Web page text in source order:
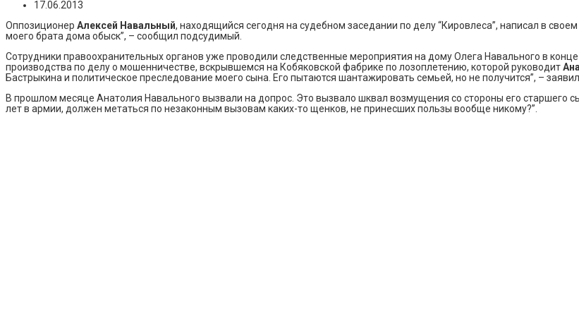
17.06.2013
Оппозиционер Алексей Навальный, находящийся сегодня на судебном заседании по делу “Кировлеса”, написал в
моего брата дома обыск”, – сообщил подсудимый.
Сотрудники правоохранительных органов уже проводили следственные мероприятия на дому Олега Навального в
производства по делу о мошенничестве, вскрывшемся на Кобяковской фабрике по лозоплетению, которой руководит
Бастрыкина и политическое преследование моего сына. Его пытаются шантажировать семьей, но не получится”, –
В прошлом месяце Анатолия Навального вызвали на допрос. Это вызвало шквал возмущения со стороны его старшего
лет в армии, должен метаться по незаконным вызовам каких-то щенков, не принесших пользы вообще никому?”.